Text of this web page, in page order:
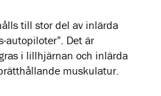
till stor del av inlärda
autopiloter”. Det är
i lillhjärnan och inlärda
muskulatur.